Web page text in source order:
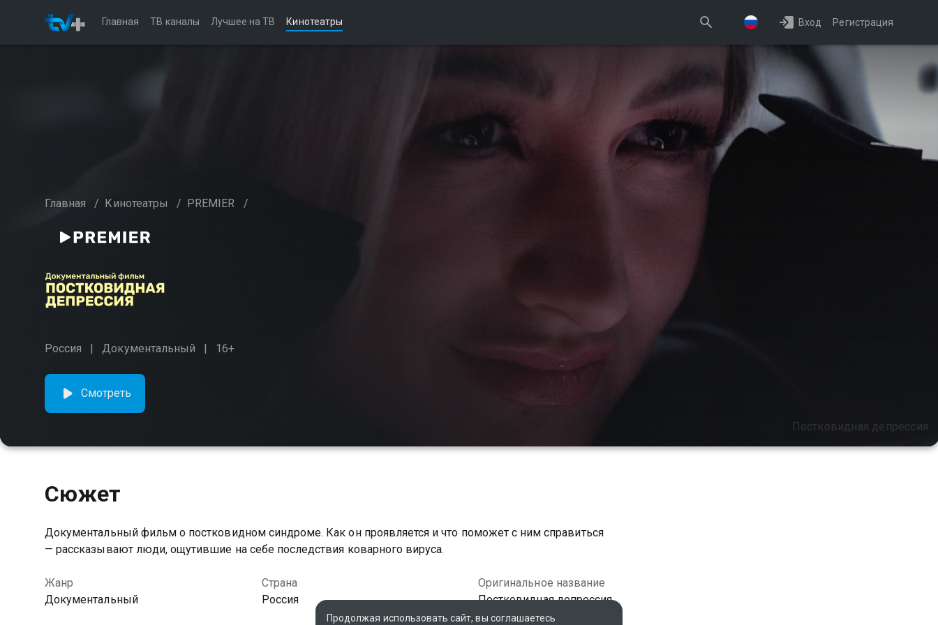
Главная ТВ каналы Лучшее на ТВ Кинотеатры Вход Регистрация
Главная / Кинотеатры / PREMIER /
Россия Документальный 16+
Постковидная депрессия
Смотреть
Сюжет
Документальный фильм о постковидном синдроме. Как он проявляется и что поможет с ним справиться
— рассказывают люди, ощутившие на себе последствия коварного вируса.
Жанр
Документальный
Страна
Россия
Оригинальное название
Постковидная депрессия
Продолжая использовать сайт, вы соглашаетесь